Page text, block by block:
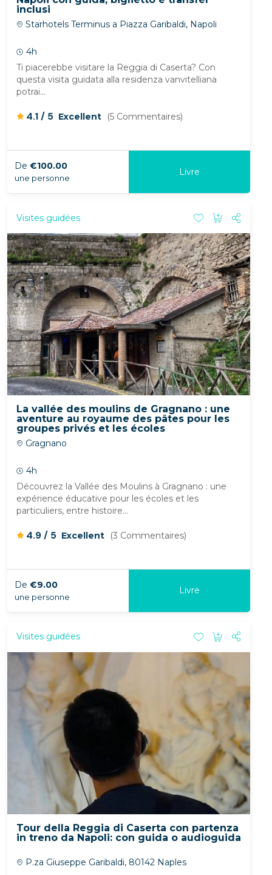
inclusi
Starhotels Terminus a Piazza Garibaldi, Napoli
4h
Ti piacerebbe visitare la Reggia di Caserta? Con
questa visita guidata alla residenza vanvitelliana
potrai...
4.1/ 5 Excellent (5 Commentaires)
De €100.00
une personne
Livre
Visites guidées
La vallée des moulins de Gragnano : une
aventure au royaume des pâtes pour les
groupes privés et les écoles
Gragnano
4h
Découvrez la Vallée des Moulins à Gragnano : une
expérience éducative pour les écoles et les
particuliers, entre histoire...
4.9 / 5 Excellent (3 Commentaires)
De €9.00
une personne
Livre
Visites guidées
Tour della Reggia di Caserta con partenza
in treno da Napoli: con guida o audioguida
P.za Giuseppe Garibaldi, 80142 Naples